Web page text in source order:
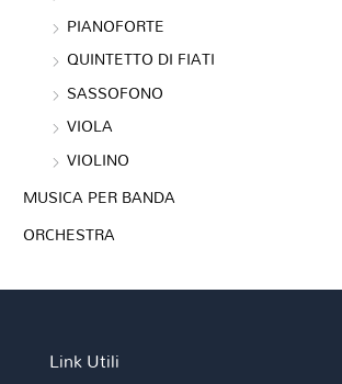
PIANOFORTE
QUINTETTO DI FIATI
SASSOFONO
VIOLA
VIOLINO
MUSICA PER BANDA
ORCHESTRA
Link Utili